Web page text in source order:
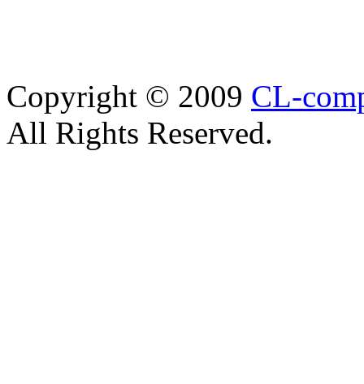
Copyright © 2009 CL-
All Rights Reserved.